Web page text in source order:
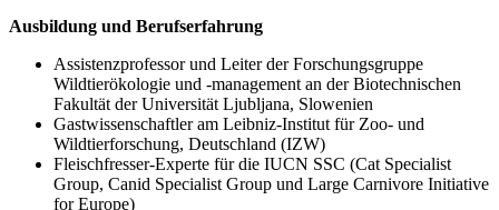
Ausbildung und Berufserfahrung
Assistenzprofessor und Leiter der Forschungsgruppe
Wildtierökologie und -management an der Biotechnischen
Fakultät der Universität Ljubljana, Slowenien
Gastwissenschaftler am Leibniz-Institut für Zoo- und
Wildtierforschung, Deutschland (IZW)
Fleischfresser-Experte für die IUCN SSC (Cat Specialist
Group, Canid Specialist Group und Large Carnivore Initiative
for Europe)